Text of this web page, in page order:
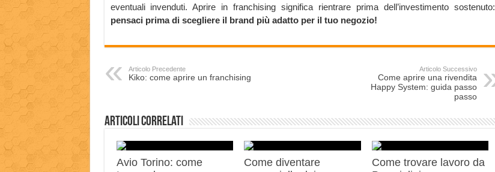
eventuali invenduti. Aprire in franchising significa rientrare prima dell’investimento sostenuto:
pensaci prima di scegliere il brand più adatto per il tuo negozio!
Articolo Precedente
Kiko: come aprire un franchising
Articolo Successivo
Come aprire una rivendita
Happy System: guida passo
passo
Articoli correlati
Avio Torino: come
Come diventare
Come trovare lavoro da